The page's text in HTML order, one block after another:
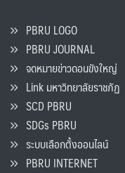
PBRU LOGO
PBRU JOURNAL
จดหมายข่าวดอนขังใหญ่
Link มหาวิทยาลัยราชภัฏ
SCD PBRU
SDGs PBRU
ระบบเลือกตั้งออนไลน์
PBRU INTERNET